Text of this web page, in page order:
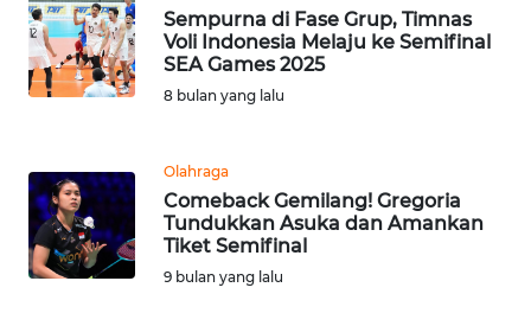
Sempurna di Fase Grup, Timnas
Voli Indonesia Melaju ke Semifinal
SEA Games 2025
8 bulan yang lalu
Olahraga
Comeback Gemilang! Gregoria
Tundukkan Asuka dan Amankan
Tiket Semifinal
9 bulan yang lalu
OPINI
EDITORIAL
INDEKS
BERITA